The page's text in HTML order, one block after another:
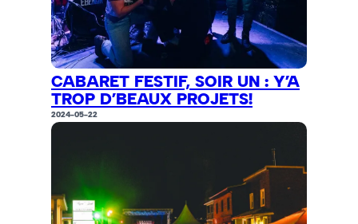
CABARET FESTIF, SOIR UN : Y’A
TROP D’BEAUX PROJETS!
2024-05-22